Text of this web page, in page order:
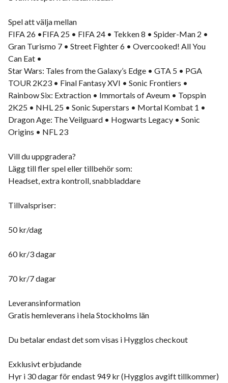
Spel att välja mellan
FIFA 26 •FIFA 25 • FIFA 24 • Tekken 8 • Spider-Man 2 •
Gran Turismo 7 • Street Fighter 6 • Overcooked! All You
Can Eat •
Star Wars: Tales from the Galaxy’s Edge • GTA 5 • PGA
TOUR 2K23 • Final Fantasy XVI • Sonic Frontiers •
Rainbow Six: Extraction • Immortals of Aveum • Topspin
2K25 • NHL 25 • Sonic Superstars • Mortal Kombat 1 •
Dragon Age: The Veilguard • Hogwarts Legacy • Sonic
Origins • NFL 23
Vill du uppgradera?
Lägg till fler spel eller tillbehör som:
Headset, extra kontroll, snabbladdare
Tillvalspriser:
50 kr/dag
60 kr/3 dagar
70 kr/7 dagar
Leveransinformation
Gratis hemleverans i hela Stockholms län
Du betalar endast det som visas i Hygglos checkout
Exklusivt erbjudande
Hyr i 30 dagar för endast 949 kr (Hygglos avgift tillkommer)